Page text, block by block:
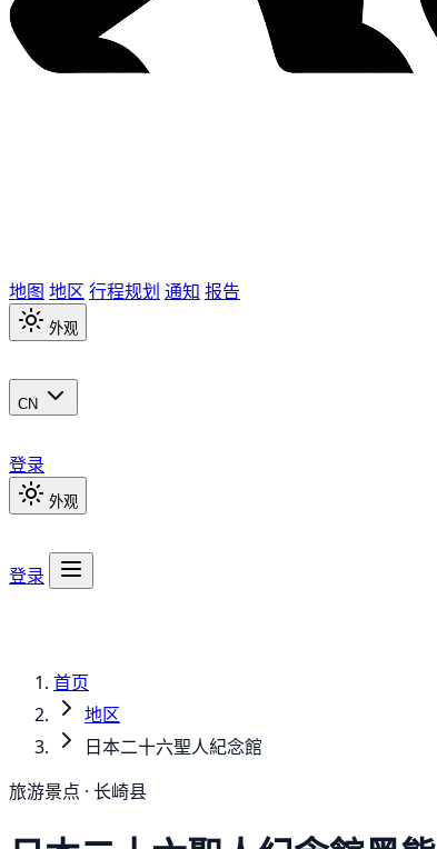
地图 地区 行程规划 通知 报告
外观
CN
登录
外观
登录
首页
地区
日本二十六聖人紀念館
旅游景点 · 长崎县